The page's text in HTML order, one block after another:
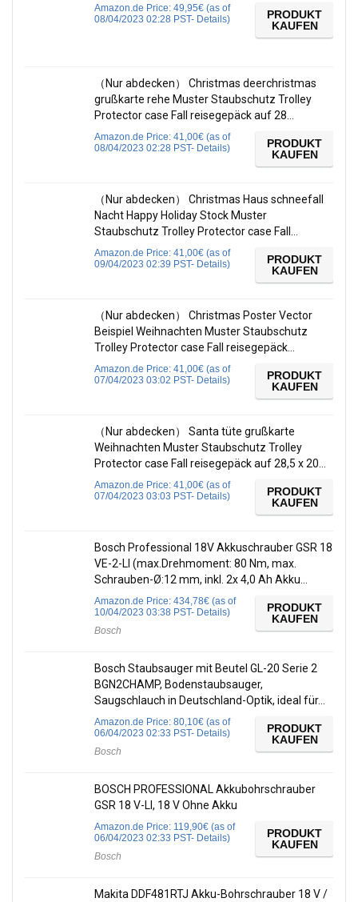
Amazon.de Price: 49,95€ (as of
08/04/2023 02:28 PST- Details)
PRODUKT
KAUFEN
（Nur abdecken） Christmas deerchristmas
grußkarte rehe Muster Staubschutz Trolley
Protector case Fall reisegepäck auf 28…
Amazon.de Price: 41,00€ (as of
08/04/2023 02:28 PST- Details)
PRODUKT
KAUFEN
（Nur abdecken） Christmas Haus schneefall
Nacht Happy Holiday Stock Muster
Staubschutz Trolley Protector case Fall…
Amazon.de Price: 41,00€ (as of
09/04/2023 02:39 PST- Details)
PRODUKT
KAUFEN
（Nur abdecken） Christmas Poster Vector
Beispiel Weihnachten Muster Staubschutz
Trolley Protector case Fall reisegepäck…
Amazon.de Price: 41,00€ (as of
07/04/2023 03:02 PST- Details)
PRODUKT
KAUFEN
（Nur abdecken） Santa tüte grußkarte
Weihnachten Muster Staubschutz Trolley
Protector case Fall reisegepäck auf 28,5 x 20…
Amazon.de Price: 41,00€ (as of
07/04/2023 03:03 PST- Details)
PRODUKT
KAUFEN
Bosch Professional 18V Akkuschrauber GSR 18
VE-2-LI (max.Drehmoment: 80 Nm, max.
Schrauben-Ø:12 mm, inkl. 2x 4,0 Ah Akku…
Amazon.de Price: 434,78€ (as of
10/04/2023 03:38 PST- Details)
Bosch
PRODUKT
KAUFEN
Bosch Staubsauger mit Beutel GL-20 Serie 2
BGN2CHAMP, Bodenstaubsauger,
Saugschlauch in Deutschland-Optik, ideal für…
Amazon.de Price: 80,10€ (as of
06/04/2023 02:33 PST- Details)
Bosch
PRODUKT
KAUFEN
BOSCH PROFESSIONAL Akkubohrschrauber
GSR 18 V-LI, 18 V Ohne Akku
Amazon.de Price: 119,90€ (as of
06/04/2023 02:33 PST- Details)
Bosch
PRODUKT
KAUFEN
Makita DDF481RTJ Akku-Bohrschrauber 18 V /